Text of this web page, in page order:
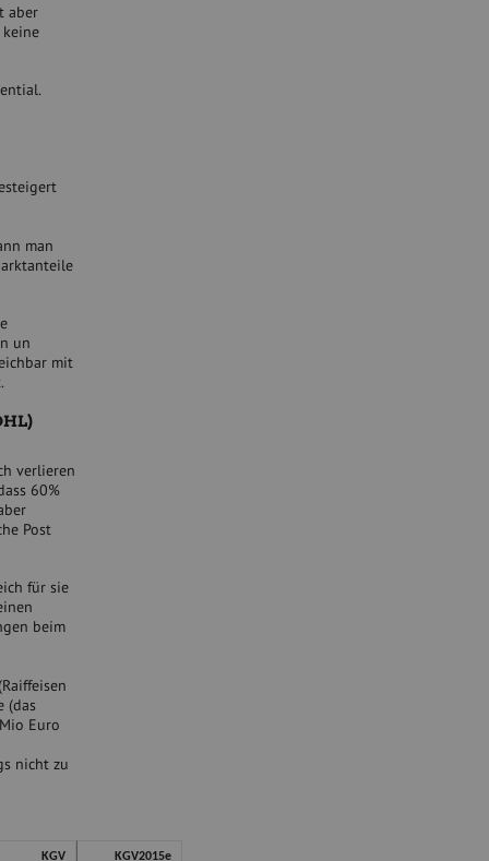
aber
man
un
mit
verlieren
60%
Post
für sie
beim
(das
Euro
nicht zu
KGV KGV2015e